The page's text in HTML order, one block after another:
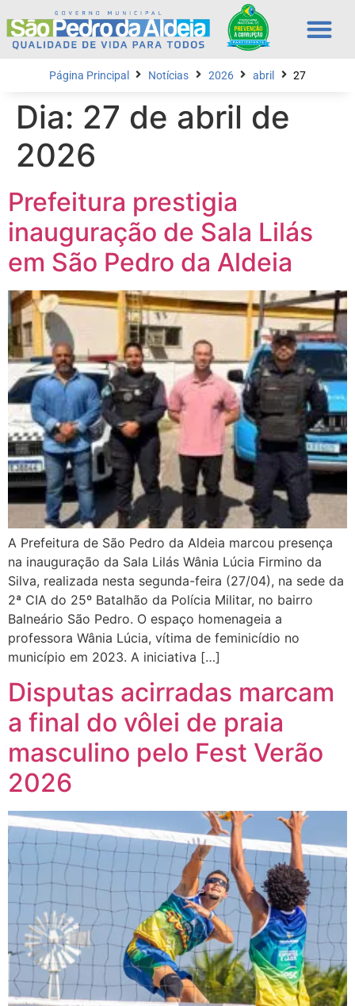
Página Principal Notícias 2026 abril 27
Dia: 27 de abril de
2026
Prefeitura prestigia
inauguração de Sala Lilás
em São Pedro da Aldeia
A Prefeitura de São Pedro da Aldeia marcou presença
na inauguração da Sala Lilás Wânia Lúcia Firmino da
Silva, realizada nesta segunda-feira (27/04), na sede da
2ª CIA do 25º Batalhão da Polícia Militar, no bairro
Balneário São Pedro. O espaço homenageia a
professora Wânia Lúcia, vítima de feminicídio no
município em 2023. A iniciativa […]
Disputas acirradas marcam
a final do vôlei de praia
masculino pelo Fest Verão
2026